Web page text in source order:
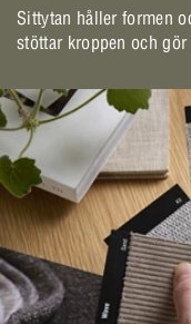
Sittytan håller formen
stöttar kroppen och